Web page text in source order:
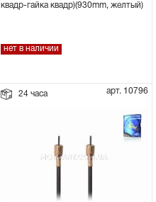
квадр-гайка квадр)(930mm, желтый)
нет в наличии
24 часа арт. 10796